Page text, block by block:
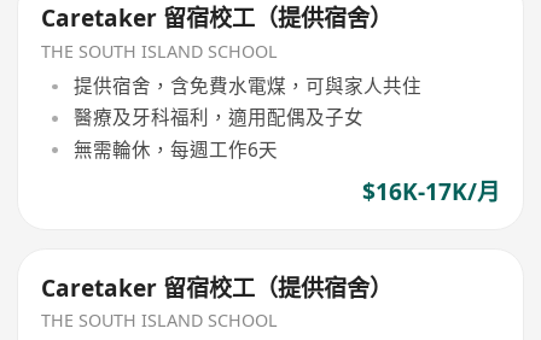
Caretaker 留宿校工（提供宿舍）
THE SOUTH ISLAND SCHOOL
提供宿舍，含免費水電煤，可與家人共住
醫療及牙科福利，適用配偶及子女
無需輪休，每週工作6天
$16K-17K/月
Caretaker 留宿校工（提供宿舍）
THE SOUTH ISLAND SCHOOL